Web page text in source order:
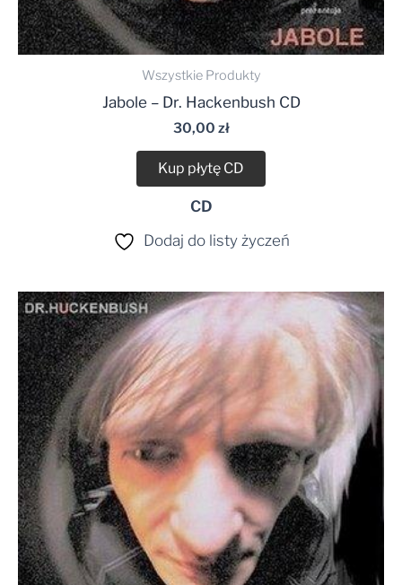
Wszystkie Produkty
Jabole – Dr. Hackenbush CD
30,00 zł
Kup płytę CD
CD
Dodaj do listy życzeń